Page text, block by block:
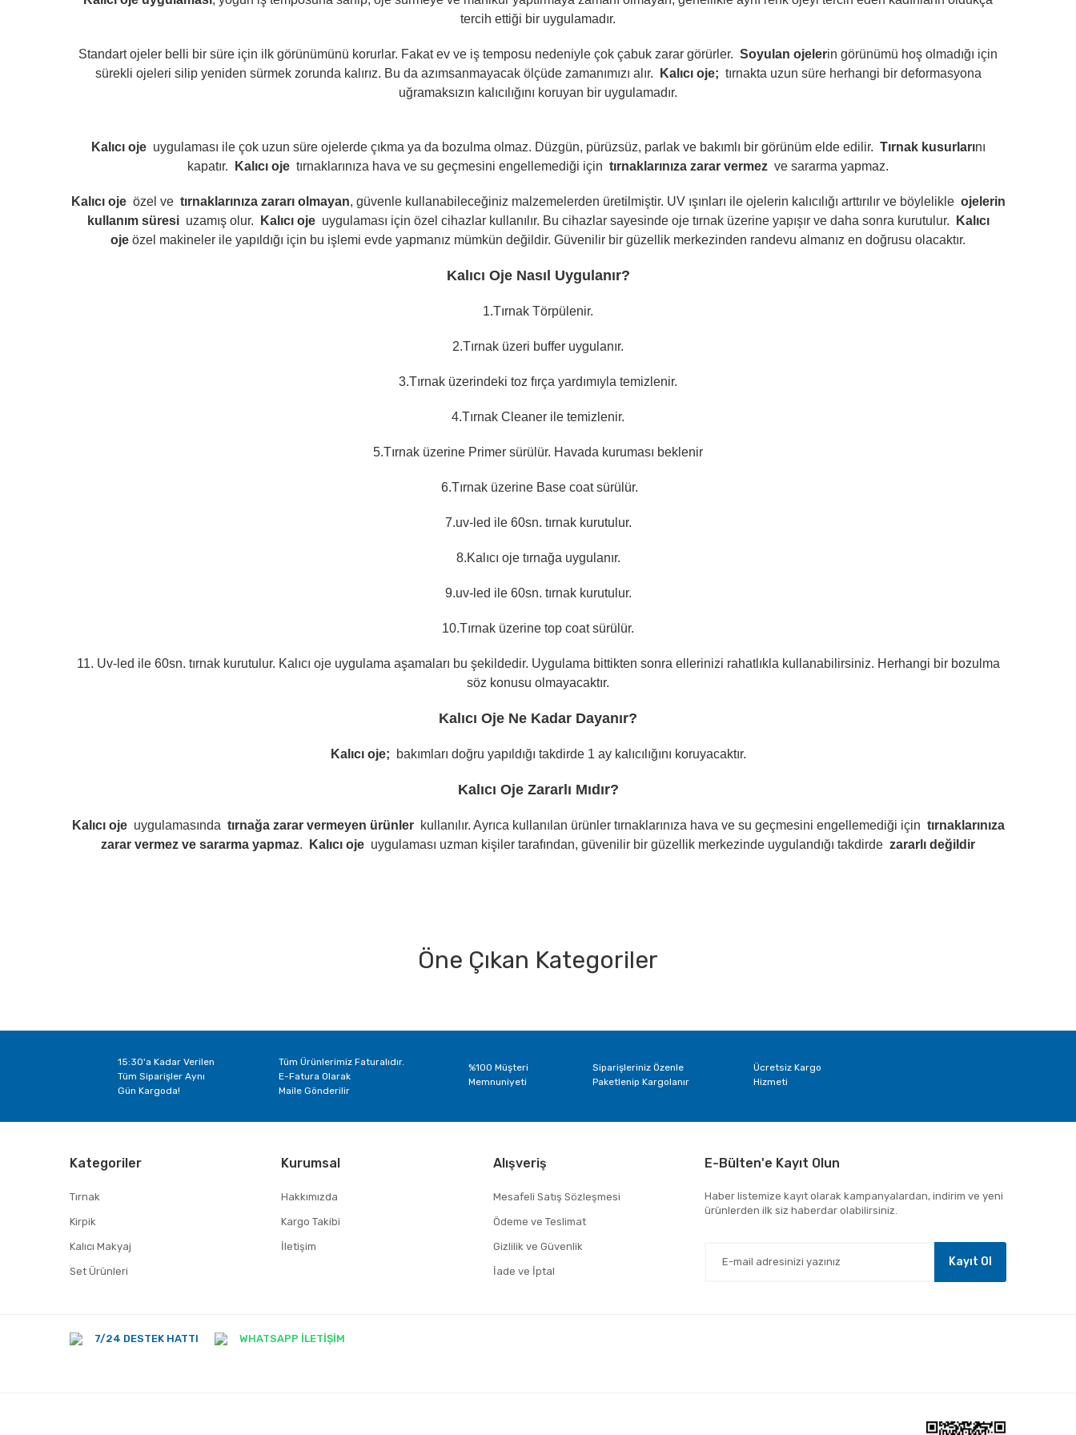
tercih ettiği bir uygulamadır.
Standart ojeler belli bir süre için ilk görünümünü korurlar. Fakat ev ve iş temposu nedeniyle çok çabuk zarar görürler. Soyulan ojelerin görünümü hoş olmadığı için
sürekli ojeleri silip yeniden sürmek zorunda kalırız. Bu da azımsanmayacak ölçüde zamanımızı alır.
Kalıcı oje; tırnakta uzun süre herhangi bir deformasyona
uğramaksızın kalıcılığını koruyan bir uygulamadır.
Kalıcı oje uygulaması ile çok uzun süre ojelerde çıkma ya da bozulma olmaz. Düzgün, pürüzsüz, parlak ve bakımlı bir görünüm elde edilir. Tırnak kusurlarını
kapatır.
Kalıcı oje tırnaklarınıza hava ve su geçmesini engellemediği için tırnaklarınıza zarar vermez ve sararma yapmaz.
Kalıcı oje özel ve tırnaklarınıza zararı olmayan, güvenle kullanabileceğiniz malzemelerden üretilmiştir. UV ışınları ile ojelerin kalıcılığı arttırılır ve böylelikle ojelerin
kullanım süresi uzamış olur. Kalıcı oje uygulaması için özel cihazlar kullanılır. Bu cihazlar sayesinde oje tırnak üzerine yapışır ve daha sonra kurutulur.
Kalıcı
oje özel makineler ile yapıldığı için bu işlemi evde yapmanız mümkün değildir. Güvenilir bir güzellik merkezinden randevu almanız en doğrusu olacaktır.
Kalıcı Oje Nasıl Uygulanır?
1.Tırnak Törpülenir.
2.Tırnak üzeri buffer uygulanır.
3.Tırnak üzerindeki toz fırça yardımıyla temizlenir.
4.Tırnak Cleaner ile temizlenir.
5.Tırnak üzerine Primer sürülür. Havada kuruması beklenir
6.Tırnak üzerine Base coat sürülür.
7.uv-led ile 60sn. tırnak kurutulur.
8.Kalıcı oje tırnağa uygulanır.
9.uv-led ile 60sn. tırnak kurutulur.
10.Tırnak üzerine top coat sürülür.
11. Uv-led ile 60sn. tırnak kurutulur. Kalıcı oje uygulama aşamaları bu şekildedir. Uygulama bittikten sonra ellerinizi rahatlıkla kullanabilirsiniz. Herhangi bir bozulma
söz konusu olmayacaktır.
Kalıcı Oje Ne Kadar Dayanır?
Kalıcı oje; bakımları doğru yapıldığı takdirde 1 ay kalıcılığını koruyacaktır.
Kalıcı Oje Zararlı Mıdır?
Kalıcı oje uygulamasında tırnağa zarar vermeyen ürünler kullanılır. Ayrıca kullanılan ürünler tırnaklarınıza hava ve su geçmesini engellemediği için tırnaklarınıza
zarar vermez ve sararma yapmaz. Kalıcı oje uygulaması uzman kişiler tarafından, güvenilir bir güzellik merkezinde uygulandığı takdirde zararlı değildir
Bu ürüne ilk yorumu siz yapın!
Öne Çıkan Kategoriler
15:30'a Kadar Verilen
Tüm Siparişler Aynı
Gün Kargoda!
Tüm Ürünlerimiz Faturalıdır.
E-Fatura Olarak
Maile Gönderilir
%100 Müşteri
Memnuniyeti
Siparişleriniz Özenle
Paketlenip Kargolanır
Ücretsiz Kargo
Hizmeti
Kategoriler
Tırnak
Kirpik
Kalıcı Makyaj
Set Ürünleri
Kurumsal
Hakkımızda
Kargo Takibi
İletişim
Alışveriş
Mesafeli Satış Sözleşmesi
Ödeme ve Teslimat
Gizlilik ve Güvenlik
İade ve İptal
E-Bülten'e Kayıt Olun
Haber listemize kayıt olarak kampanyalardan, indirim ve yeni
ürünlerden ilk siz haberdar olabilirsiniz.
Kayıt Ol
7/24 DESTEK HATTI WHATSAPP İLETİŞİM